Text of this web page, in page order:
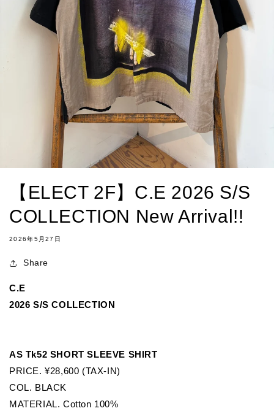
【ELECT 2F】C.E 2026 S/S
COLLECTION New Arrival!!
2026年5月27日
Share
C.E
2026 S/S COLLECTION
AS Tk52 SHORT SLEEVE SHIRT
PRICE. ¥28,600 (TAX-IN)
COL. BLACK
MATERIAL. Cotton 100%